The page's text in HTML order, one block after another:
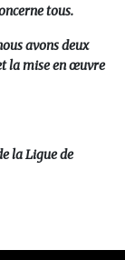
tous.
avons deux
la mise en œuvre
la Ligue de